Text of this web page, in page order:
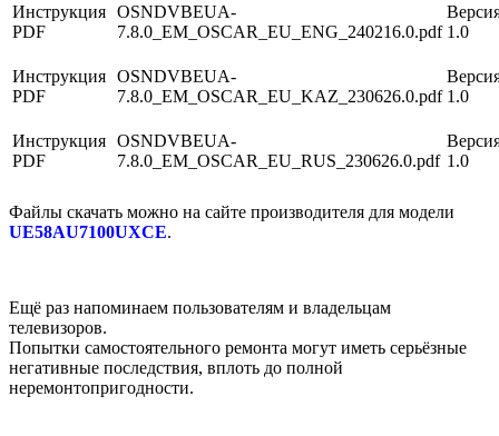
Инструкция
PDF
OSNDVBEUA-
7.8.0_EM_OSCAR_EU_ENG_240216.0.pdf 1.0
Инструкция
PDF
OSNDVBEUA-
7.8.0_EM_OSCAR_EU_KAZ_230626.0.pdf 1.0
Инструкция
PDF
OSNDVBEUA-
7.8.0_EM_OSCAR_EU_RUS_230626.0.pdf 1.0
Файлы скачать можно на сайте производителя для модели
UE58AU7100UXCE.
Ещё раз напоминаем пользователям и владельцам
телевизоров.
Попытки самостоятельного ремонта могут иметь серьёзные
негативные последствия, вплоть до полной
неремонтопригодности.